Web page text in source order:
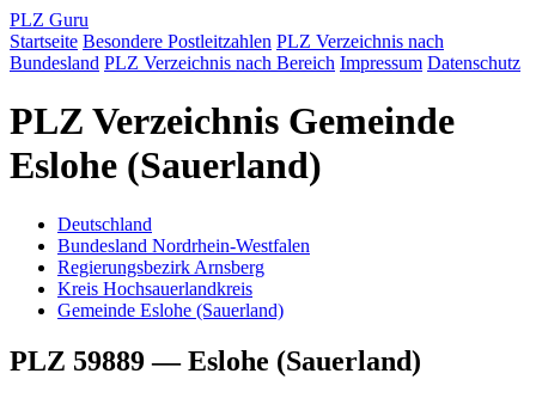
PLZ Guru
Startseite Besondere Postleitzahlen PLZ Verzeichnis nach
Bundesland PLZ Verzeichnis nach Bereich Impressum Datenschutz
PLZ Verzeichnis Gemeinde
Eslohe (Sauerland)
Deutschland
Bundesland Nordrhein-Westfalen
Regierungsbezirk Arnsberg
Kreis Hochsauerlandkreis
Gemeinde Eslohe (Sauerland)
PLZ 59889 — Eslohe (Sauerland)